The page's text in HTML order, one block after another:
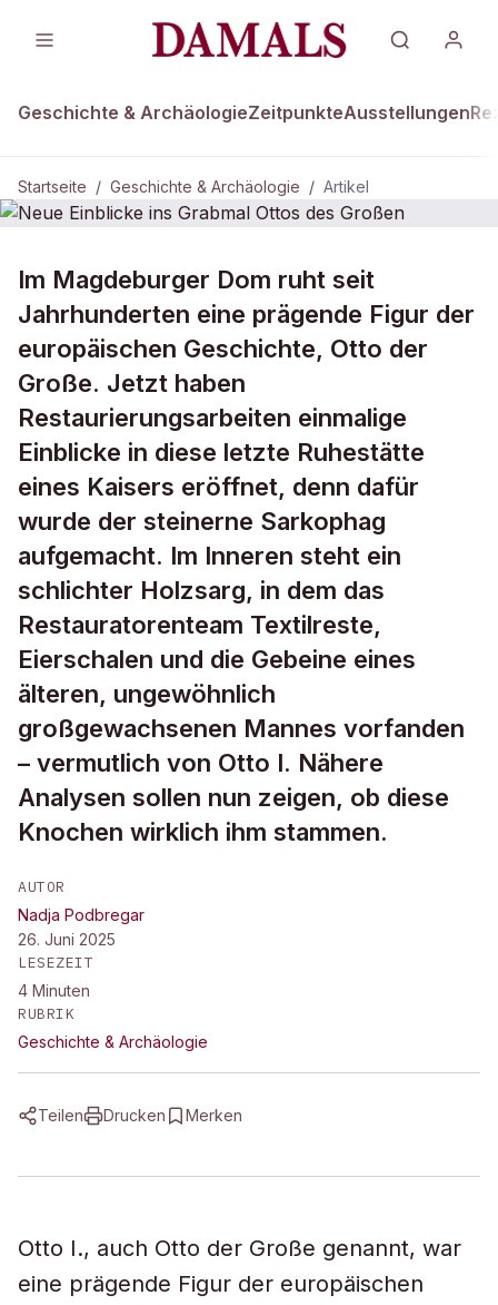
Geschichte & ArchäologieZeitpunkteAusstellungen
Startseite / Geschichte & Archäologie / Artikel
Neue Einblicke ins Grabmal Ottos
des Großen
Im Magdeburger Dom ruht seit
Jahrhunderten eine prägende Figur der
europäischen Geschichte, Otto der
Große. Jetzt haben
Restaurierungsarbeiten einmalige
Einblicke in diese letzte Ruhestätte
eines Kaisers eröffnet, denn dafür
wurde der steinerne Sarkophag
aufgemacht. Im Inneren steht ein
schlichter Holzsarg, in dem das
Restauratorenteam Textilreste,
Eierschalen und die Gebeine eines
älteren, ungewöhnlich
großgewachsenen Mannes vorfanden
– vermutlich von Otto I. Nähere
Analysen sollen nun zeigen, ob diese
Knochen wirklich ihm stammen.
AUTOR
Nadja Podbregar
26. Juni 2025
LESEZEIT
4 Minuten
RUBRIK
Geschichte & Archäologie
Teilen Drucken Merken
Otto I., auch Otto der Große genannt, war
eine prägende Figur der europäischen